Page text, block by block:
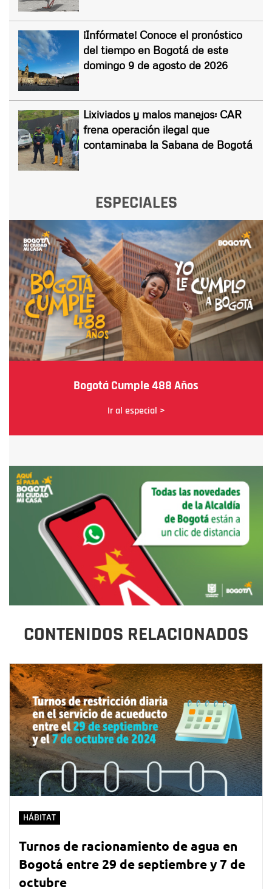
¡Infórmate! Conoce el pronóstico
del tiempo en Bogotá de este
domingo 9 de agosto de 2026
Lixiviados y malos manejos: CAR
frena operación ilegal que
contaminaba la Sabana de Bogotá
ESPECIALES
Bogotá Cumple 488 Años
Ir al especial >
CONTENIDOS RELACIONADOS
HÁBITAT
Turnos de racionamiento de agua en
Bogotá entre 29 de septiembre y 7 de
octubre